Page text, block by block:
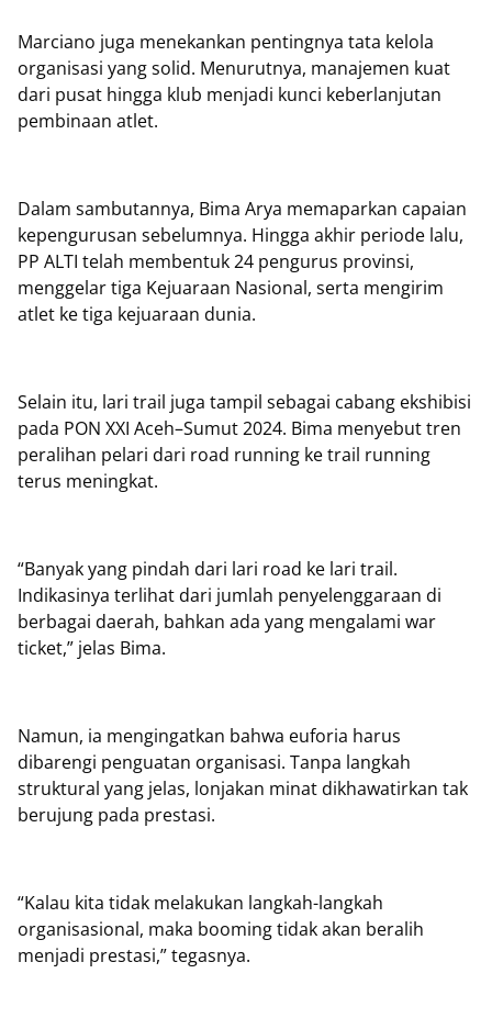
Marciano juga menekankan pentingnya tata kelola
organisasi yang solid. Menurutnya, manajemen kuat
dari pusat hingga klub menjadi kunci keberlanjutan
pembinaan atlet.
Dalam sambutannya, Bima Arya memaparkan capaian
kepengurusan sebelumnya. Hingga akhir periode lalu,
PP ALTI telah membentuk 24 pengurus provinsi,
menggelar tiga Kejuaraan Nasional, serta mengirim
atlet ke tiga kejuaraan dunia.
Selain itu, lari trail juga tampil sebagai cabang ekshibisi
pada PON XXI Aceh–Sumut 2024. Bima menyebut tren
peralihan pelari dari road running ke trail running
terus meningkat.
“Banyak yang pindah dari lari road ke lari trail.
Indikasinya terlihat dari jumlah penyelenggaraan di
berbagai daerah, bahkan ada yang mengalami war
ticket,” jelas Bima.
Namun, ia mengingatkan bahwa euforia harus
dibarengi penguatan organisasi. Tanpa langkah
struktural yang jelas, lonjakan minat dikhawatirkan tak
berujung pada prestasi.
“Kalau kita tidak melakukan langkah-langkah
organisasional, maka booming tidak akan beralih
menjadi prestasi,” tegasnya.